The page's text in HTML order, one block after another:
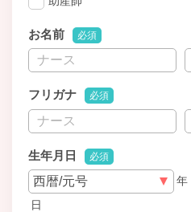
お名前 必須
フリガナ 必須
生年月日 必須
年
日